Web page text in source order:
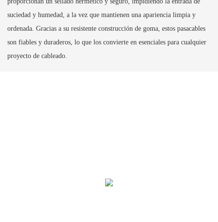
suciedad y humedad, a la vez que mantienen una apariencia limpia y
ordenada. Gracias a su resistente construcción de goma, estos pasacables
son fiables y duraderos, lo que los convierte en esenciales para cualquier
proyecto de cableado.